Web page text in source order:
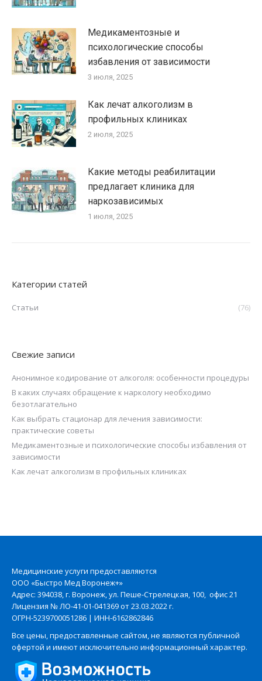
Медикаментозные и
психологические способы
избавления от зависимости
3 июля, 2025
Как лечат алкоголизм в
профильных клиниках
2 июля, 2025
Какие методы реабилитации
предлагает клиника для
наркозависимых
1 июля, 2025
Категории статей
Статьи (76)
Свежие записи
Анонимное кодирование от алкоголя: особенности процедуры
В каких случаях обращение к наркологу необходимо
безотлагательно
Как выбрать стационар для лечения зависимости:
практические советы
Медикаментозные и психологические способы избавления от
зависимости
Как лечат алкоголизм в профильных клиниках
Медицинские услуги предоставляются
ООО «Быстро Мед Воронеж+»
Адрес: 394038, г. Воронеж, ул. Пеше-Стрелецкая, 100, офис 21
Лицензия № ЛО-41-01-041369 от 23.03.2022 г.
ОГРН-5239700051286 | ИНН-6162862846
Все цены, предоставленные сайтом, не являются публичной
офертой и имеют исключительно информационный характер.